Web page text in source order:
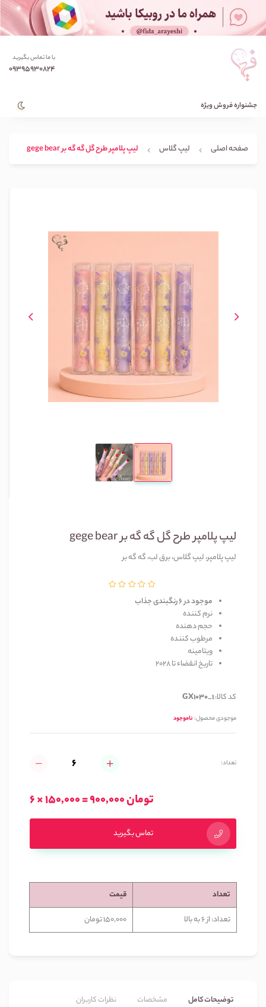
با ما تماس بگیرید
09395930824
جشنواره فروش ویژه
صفحه اصلی لیپ گلاس لیپ پلامپر طرح گل گه گه بر gege bear
لیپ پلامپر طرح گل گه گه بر gege bear
لیپ پلامپر، لیپ گلاس، برق لب، گه گه بر
موجود در 6 رنگبندی جذاب
نرم کننده
حجم دهنده
مرطوب کننده
ویتامینه
تاریخ انقضاء تا 2028
کد کالا:GX1030_1
موجودی محصول:ناموجود
تعداد:
6 × 150,000 = 900,000 تومان
تماس بگیرید
تعداد
قیمت
تعداد: از 6 به بالا
150,000 تومان
توضیحات کامل مشخصات نظرات کاربران